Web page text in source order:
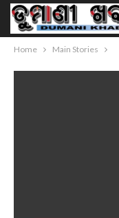
Home Main Stories